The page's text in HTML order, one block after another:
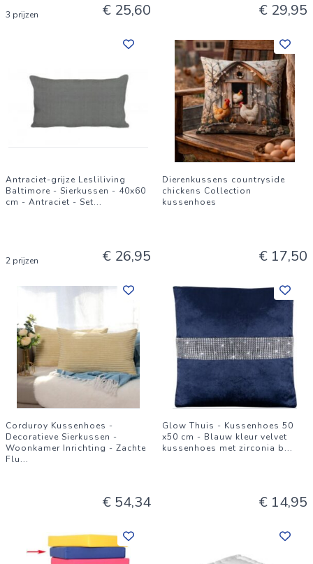
3 prijzen € 25,60 € 29,95
Antraciet-grijze Lesliliving
Baltimore - Sierkussen - 40x60
cm - Antraciet - Set...
2 prijzen € 26,95
Dierenkussens countryside
chickens Collection
kussenhoes
€ 17,50
Corduroy Kussenhoes -
Decoratieve Sierkussen -
Woonkamer Inrichting - Zachte
Flu...
€ 54,34
Glow Thuis - Kussenhoes 50
x50 cm - Blauw kleur velvet
kussenhoes met zirconia b...
€ 14,95